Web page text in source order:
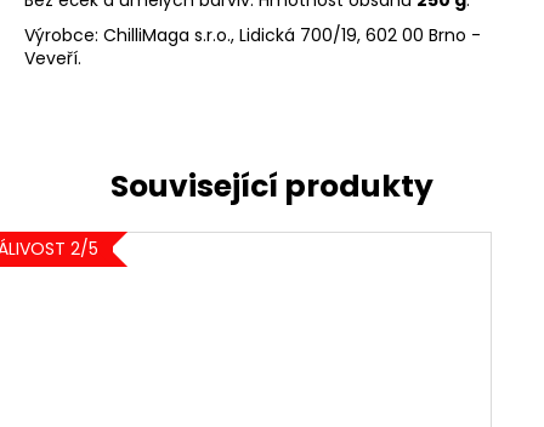
Výrobce: ChilliMaga s.r.o., Lidická 700/19, 602 00 Brno -
Veveří.
2/5